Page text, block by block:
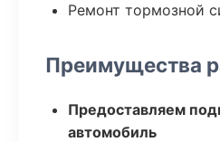
Ремонт тормозной
Преимущества
Предоставляем
автомобиль